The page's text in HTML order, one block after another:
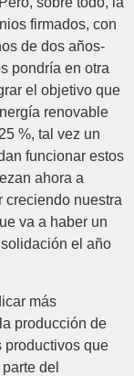
firmados, con
de dos años-
pondría en otra
el objetivo que
renovable
%, tal vez un
funcionar estos
ahora a
creciendo nuestra
va a haber un
el año
más
producción de
productivos que
del